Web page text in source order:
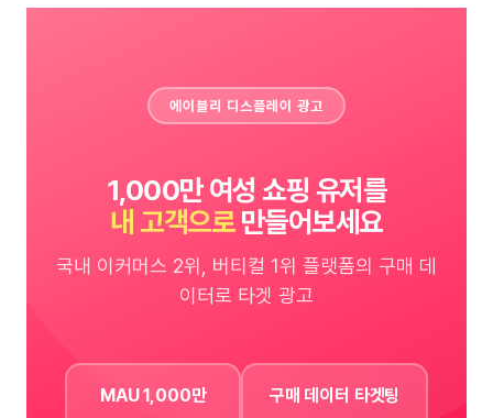
에이블리 디스플레이 광고
1,000만 여성 쇼핑 유저를
내 고객으로만들어보세요
국내 이커머스 2위, 버티컬 1위 플랫폼의 구매 데
이터로 타겟 광고
MAU 1,000만 구매 데이터 타겟팅